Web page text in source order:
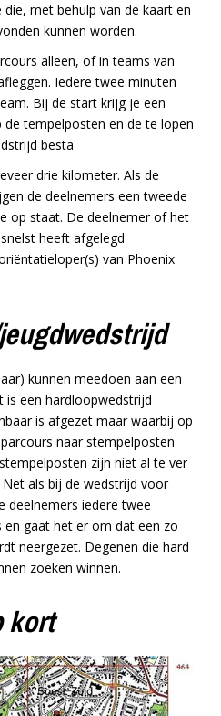
met behulp van de kaart en
kunnen worden.
alleen, of in teams van
Iedere twee minuten
Bij de start krijg je een
tempelposten en de te lopen
besta
drie kilometer. Als de
de deelnemers een tweede
op staat. De deelnemer of het
heeft afgelegd
van Phoenix
kunnen meedoen aan een
is een hardloopwedstrijd
is afgezet maar waarbij op
naar stempelposten
zijn niet al te ver
als bij de wedstrijd voor
deelnemers iedere twee
gaat het er om dat een zo
neergezet. Degenen die hard
zoeken winnen.
kort